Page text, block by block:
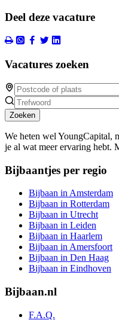
Deel deze vacature
Vacatures zoeken
Zoeken
We heten wel YoungCapital,
je al wat meer ervaring hebt.
Bijbaantjes per regio
Bijbaan in Amsterdam
Bijbaan in Rotterdam
Bijbaan in Utrecht
Bijbaan in Leiden
Bijbaan in Haarlem
Bijbaan in Amersfoort
Bijbaan in Den Haag
Bijbaan in Eindhoven
Bijbaan.nl
F.A.Q.